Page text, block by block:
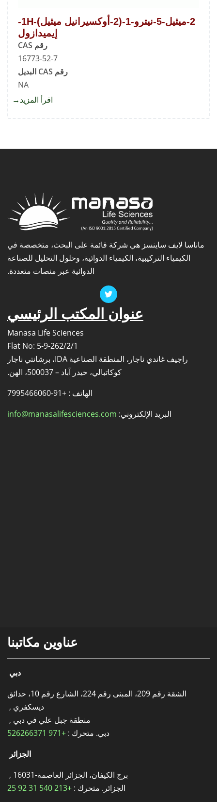
2-ميثيل-5-نيترو-1-(2-أوكسيرانيل ميثيل)-1H-
إيميدازول
رقم CAS
16773-52-7
رقم CAS البديل
NA
اقرأ المزيد
(2-
ماناسا لايف ساينسز هي شركة قائمة على البحث، متخصصة في
الكيمياء التركيبية، الكيمياء الدوائية، وحلول التحليل للصناعة
الدوائية عبر منصات متعددة.
عنوان المكتب الرئيسي
Manasa Life Sciences
Flat No: 5-9-262/2/1
راجيف غاندي ناجار، المنطقة الصناعية IDA، برشانتي ناجار
كوكاتبالي، حيدر آباد – 500037، الهن.
الهاتف : +91-7995466060
البريد الإلكتروني: info@manasalifesciences.com
عناوين مكاتبنا
دبي
الشقة رقم 209، المبنى رقم 224، الشارع رقم 10، حدائق
ديسكفري ,
منطقة جبل علي في دبي ,
دبي. متحرك : +971 526266371
الجزائر
برج الكيفان، الجزائر العاصمة-16031 ,
الجزائر. متحرك : +213 540 31 92 25